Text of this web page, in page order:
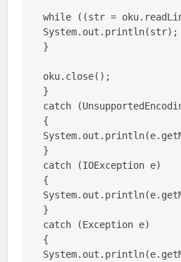
while ((str =
System.out.println(str);
}
oku.close();
}
catch
{
}
catch (IOException e)
{
}
catch (Exception e)
{